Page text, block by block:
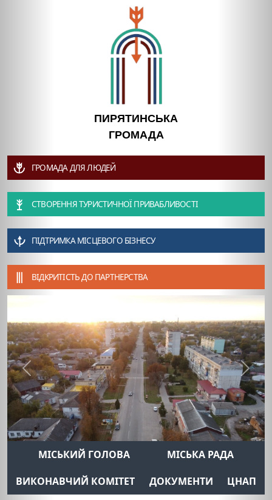
ПИРЯТИНСЬКА
ГРОМАДА
ГРОМАДА ДЛЯ ЛЮДЕЙ
СТВОРЕННЯ ТУРИСТИЧНОЇ ПРИВАБЛИВОСТІ
ПІДТРИМКА МІСЦЕВОГО БІЗНЕСУ
ВІДКРИТІСТЬ ДО ПАРТНЕРСТВА
Previous Next
МІСЬКИЙ ГОЛОВА
МІСЬКА РАДА
ВИКОНАВЧИЙ КОМІТЕТ
ДОКУМЕНТИ ЦНАП